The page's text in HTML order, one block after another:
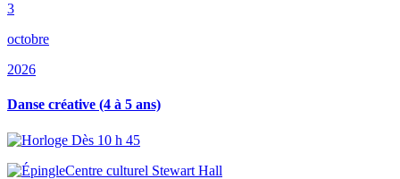
3
octobre
2026
Danse créative (4 à 5 ans)
Dès 10 h 45
Centre culturel Stewart Hall